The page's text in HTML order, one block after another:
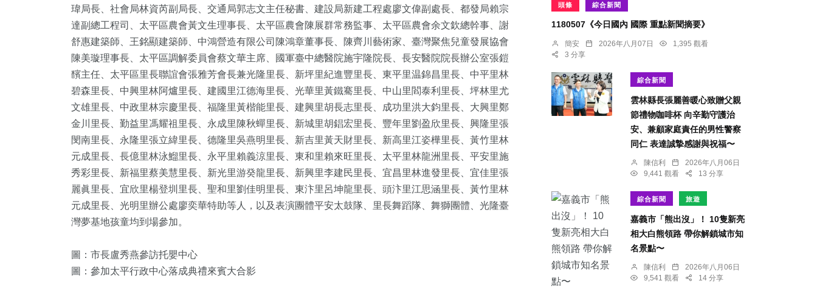
瑋局長、社會局林資芮副局長、交通局郭志文主任秘書、建設局新建工程處廖文偉副處長、都發局賴宗
達副總工程司、太平區農會黃文生理事長、太平區農會陳展群常務監事、太平區農會余文欽總幹事、謝
舒惠建築師、王銘顯建築師、中鴻營造有限公司陳鴻章董事長、陳齊川藝術家、臺灣聚焦兒童發展協會
陳美璇理事長、太平區調解委員會蔡文華主席、國軍臺中總醫院施宇隆院長、長安醫院院長辦公室張鎧
馪主任、太平區里長聯誼會張雅芳會長兼光隆里長、新坪里紀進豐里長、東平里温錦昌里長、中平里林
碧森里長、中興里林阿爐里長、建國里江德海里長、光華里黃鐵騫里長、中山里閻泰利里長、坪林里尤
文雄里長、中政里林宗慶里長、福隆里黃楷能里長、建興里胡長志里長、成功里洪大鈞里長、大興里鄭
金川里長、勤益里馮耀祖里長、永成里陳秋蟬里長、新城里胡錩宏里長、豐年里劉盈欣里長、興隆里張
閔南里長、永隆里張立緯里長、德隆里吳燕明里長、新吉里黃天財里長、新高里江姿樺里長、黃竹里林
元成里長、長億里林泳鰡里長、永平里賴義涼里長、東和里賴來旺里長、太平里林龍洲里長、平安里施
秀彩里長、新福里蔡美慧里長、新光里游癸龍里長、新興里李建民里長、宜昌里林進發里長、宜佳里張
麗眞里長、宜欣里楊登圳里長、聖和里劉佳明里長、東汴里呂坤龍里長、頭汴里江思涵里長、黃竹里林
元成里長、光明里辦公處廖奕華特助等人，以及表演團體平安太鼓隊、里長舞蹈隊、舞獅團體、光隆臺
灣夢基地孩童均到場參加。
圖：市長盧秀燕參訪托嬰中心
圖：參加太平行政中心落成典禮來賓大合影
頭條 綜合新聞
1180507《今日國內 國際 重點新聞摘要》
簡安 2026年八月07日
1,395 觀看
3 分享
綜合新聞
雲林縣長張麗善暖心致贈父親
節禮物咖啡杯 向辛勤守護治
安、兼顧家庭責任的男性警察
同仁 表達誠摯感謝與祝福〜
陳信利
2026年八月06日
9,441 觀看
13 分享
綜合新聞 旅遊
嘉義市「熊出沒」！ 10隻新亮
相大白熊領路 帶你解鎖城市知
名景點〜
陳信利
2026年八月06日
9,541 觀看
14 分享